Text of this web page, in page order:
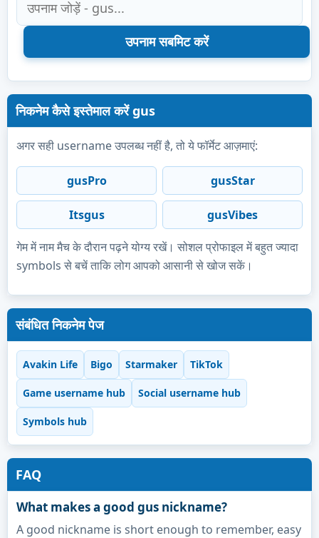
निकनेम कैसे इस्तेमाल करें gus
अगर सही username उपलब्ध नहीं है, तो ये फॉर्मेट आज़माएं:
gusPro gusStar
Itsgus gusVibes
गेम में नाम मैच के दौरान पढ़ने योग्य रखें। सोशल प्रोफाइल में बहुत ज्यादा
symbols से बचें ताकि लोग आपको आसानी से खोज सकें।
संबंधित निकनेम पेज
Avakin Life Bigo Starmaker TikTok
Game username hub Social username hub
Symbols hub
FAQ
What makes a good gus nickname?
A good nickname is short enough to remember, easy